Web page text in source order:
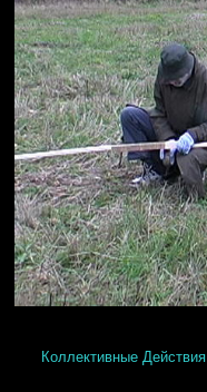
Коллективные Действия